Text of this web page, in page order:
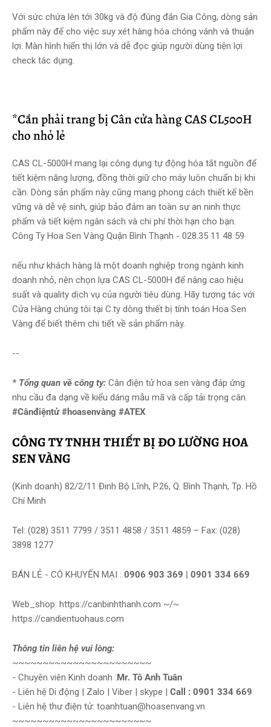
Với sức chứa lên tới 30kg và độ đúng đắn Gia Công, dòng sản
phẩm này để cho việc suy xét hàng hóa chóng vánh và thuận
lợi. Màn hình hiển thị lớn và dễ đọc giúp người dùng tiện lợi
check tác dụng.
*Cần phải trang bị Cân cửa hàng CAS CL500H
cho nhỏ lẻ
CAS CL-5000H mang lại công dụng tự động hóa tắt nguồn để
tiết kiệm năng lượng, đồng thời giữ cho máy luôn chuẩn bị khi
cần. Dòng sản phẩm này cũng mang phong cách thiết kế bền
vững và dễ vệ sinh, giúp bảo đảm an toàn sự an ninh thực
phẩm và tiết kiệm ngân sách và chi phí thời hạn cho bạn.
Công Ty Hoa Sen Vàng Quận Bình Thạnh - 028.35 11 48 59
nếu như khách hàng là một doanh nghiệp trong ngành kinh
doanh nhỏ, nên chọn lựa CAS CL-5000H để nâng cao hiệu
suất và quality dịch vụ của người tiêu dùng. Hãy tương tác với
Cửa Hàng chúng tôi tại C.ty dòng thiết bị tính toán Hoa Sen
Vàng để biết thêm chi tiết về sản phẩm này.
--
* Tổng quan về công ty: Cân điện tử hoa sen vàng đáp ứng
nhu cầu đa dạng về kiểu dáng mẫu mã và cấp tải trọng cân.
#Cânđiệntử #hoasenvàng #ATEX
CÔNG TY TNHH THIẾT BỊ ĐO LƯỜNG HOA
SEN VÀNG
(Kinh doanh) 82/2/11 Đinh Bộ Lĩnh, P.26, Q. Bình Thạnh, Tp. Hồ
Chí Minh
Tel: (028) 3511 7799 / 3511 4858 / 3511 4859 – Fax: (028)
3898 1277
BÁN LẺ - CÓ KHUYẾN MẠI : 0906 903 369 | 0901 334 669
Web_shop: https://canbinhthanh.com ~/~
https://candientuohaus.com
Thông tin liên hệ vui lòng:
~~~~~~~~~~~~~~~~~~~~~~~
- Chuyên viên Kinh doanh :Mr. Tô Anh Tuân
- Liên hệ Di động | Zalo | Viber | skype | Call : 0901 334 669
- Liên hệ thư điện tử: toanhtuan@hoasenvang.vn
~~~~~~~~~~~~~~~~~~~~~~~